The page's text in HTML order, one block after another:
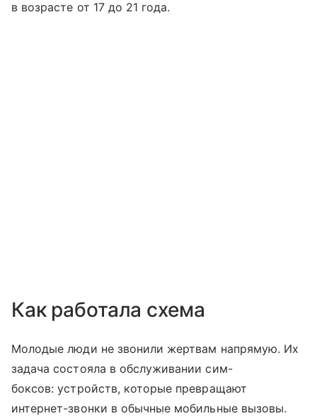
в возрасте от 17 до 21 года.
Как работала схема
Молодые люди не звонили жертвам напрямую. Их
задача состояла в обслуживании сим-
боксов: устройств, которые превращают
интернет-звонки в обычные мобильные вызовы.